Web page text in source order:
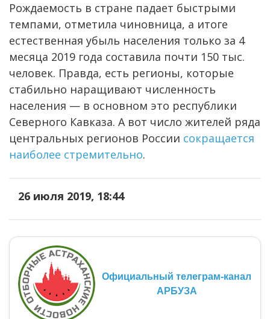
Рождаемость в стране падает быстрыми
темпами, отметила чиновница, а итоге
естественная убыль населения только за 4
месяца 2019 года составила почти 150 тыс.
человек. Правда, есть регионы, которые
стабильно наращивают численность
населения — в основном это республики
Северного Кавказа. А вот число жителей ряда
центральных регионов России сокращается
наиболее стремительно.
26 июля 2019, 18:44
Официальный телеграм-канал
АРБУЗА